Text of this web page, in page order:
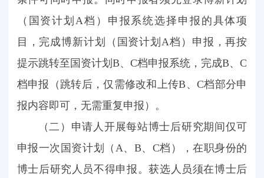
（国资计划A档）申报系统选择申报的具体项
目，完成博新计划（国资计划A档）申报，再按
提示跳转至国资计划B、C档申报系统，完成B、C
档申报（跳转后，仅需修改和上传B、C档部分申
报内容即可，无需重复申报）。
（二）申请人开展每站博士后研究期间仅可
申报一次国资计划（A、B、C档），在职身份的
博士后研究人员不得申报。获选人员须在博士后